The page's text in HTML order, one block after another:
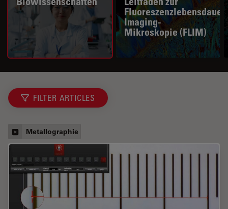
Fluoreszenzlebensdauer-
Imaging-
Mikroskopie (FLIM)
FILTER ARTICLES
Metallographie